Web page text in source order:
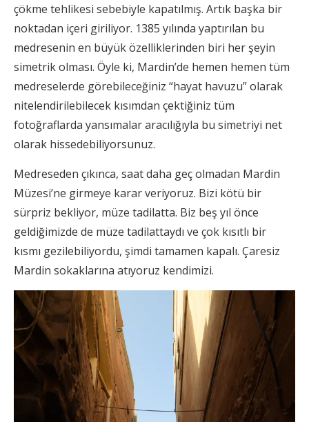
çökme tehlikesi sebebiyle kapatılmış. Artık başka bir
noktadan içeri giriliyor. 1385 yılında yaptırılan bu
medresenin en büyük özelliklerinden biri her şeyin
simetrik olması. Öyle ki, Mardin’de hemen hemen tüm
medreselerde görebileceğiniz “hayat havuzu” olarak
nitelendirilebilecek kısımdan çektiğiniz tüm
fotoğraflarda yansımalar aracılığıyla bu simetriyi net
olarak hissedebiliyorsunuz.
Medreseden çıkınca, saat daha geç olmadan Mardin
Müzesi’ne girmeye karar veriyoruz. Bizi kötü bir
sürpriz bekliyor, müze tadilatta. Biz beş yıl önce
geldiğimizde de müze tadilattaydı ve çok kısıtlı bir
kısmı gezilebiliyordu, şimdi tamamen kapalı. Çaresiz
Mardin sokaklarına atıyoruz kendimizi.